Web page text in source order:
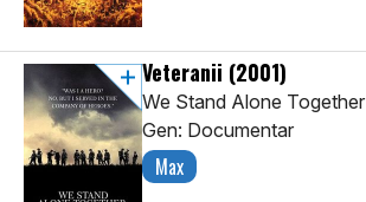
Veteranii (2001)
We Stand Alone Together
Gen: Documentar
Max